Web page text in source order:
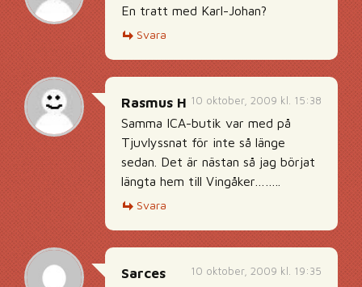
En tratt med Karl-Johan?
Svara
10 oktober, 2009 kl. 15:38
Rasmus H
Samma ICA-butik var med på
Tjuvlyssnat för inte så länge
sedan. Det är nästan så jag börjat
längta hem till Vingåker……..
Svara
10 oktober, 2009 kl. 19:35
Sarces